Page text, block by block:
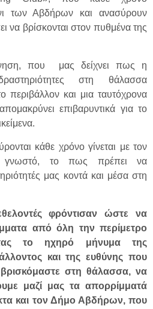
των Αβδήρων και ανασύρουν
να βρίσκονται στον πυθμένα της
που μας δείχνει πως η
στη θάλασσα
περιβάλλον και μια ταυτόχρονα
επιβαρυντικά για το
κάθε χρόνο γίνεται με τον
γνωστό, το πως πρέπει να
μας κοντά και μέσα στη
φρόντισαν ώστε να
από όλη την περίμετρο
το ηχηρό μήνυμα της
και της ευθύνης που
στη θάλασσα, να
μαζί μας τα απορρίμματά
και τον Δήμο Αβδήρων, που